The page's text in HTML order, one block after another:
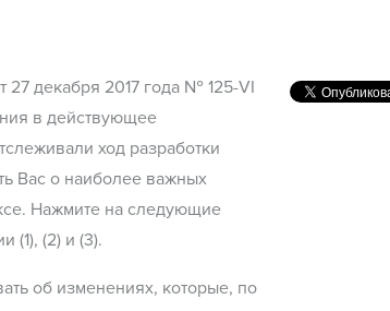
27 декабря 2017 года № 125-VI
в действующее
ход разработки
Вас о наиболее важных
Нажмите на следующие
(1), (2) и (3).
об изменениях, которые, по